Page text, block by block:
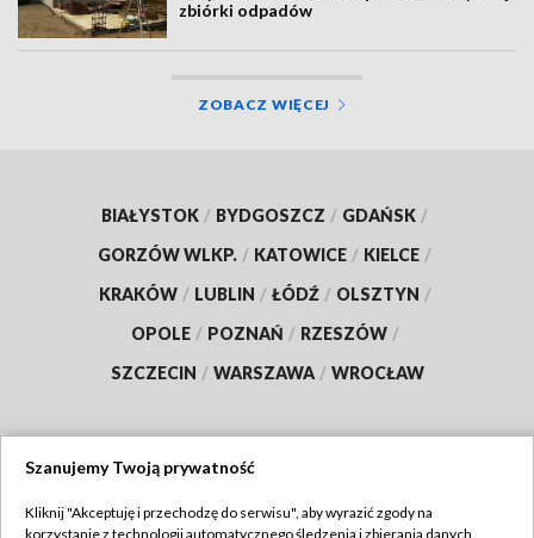
zbiórki odpadów
ZOBACZ WIĘCEJ
BIAŁYSTOK / BYDGOSZCZ / GDAŃSK /
GORZÓW WLKP. / KATOWICE / KIELCE /
KRAKÓW / LUBLIN / ŁÓDŹ / OLSZTYN /
OPOLE / POZNAŃ / RZESZÓW /
SZCZECIN / WARSZAWA / WROCŁAW
Szanujemy Twoją prywatność
Kliknij "Akceptuję i przechodzę do serwisu", aby wyrazić zgody na
korzystanie z technologii automatycznego śledzenia i zbierania danych,